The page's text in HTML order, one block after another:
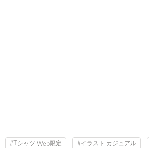
#Tシャツ Web限定 #イラスト カジュアル